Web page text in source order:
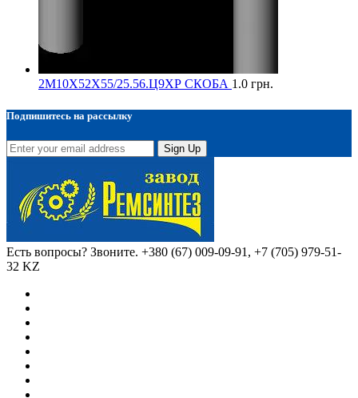
2М10Х52Х55/25.56.Ц9ХР СКОБА 1.0 грн.
Подпишитесь на рассылку
Sign Up
Есть вопросы? Звоните. +380 (67) 009-09-91, +7 (705) 979-51-
32 KZ